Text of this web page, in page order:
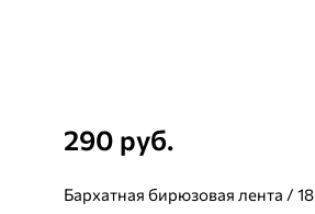
290 руб.
Бархатная бирюзовая лента / 18